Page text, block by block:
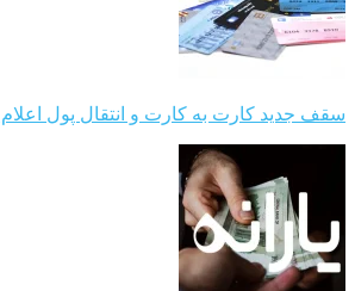
سقف جدید کارت به کارت و انتقال پول